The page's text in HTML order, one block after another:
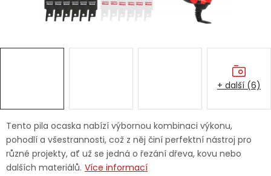
Ochranné pomůcky
Tento pila ocaska nabízí výbornou kombinaci výkonu,
pohodlí a všestrannosti, což z něj činí perfektní nástroj pro
různé projekty, ať už se jedná o řezání dřeva, kovu nebo
dalších materiálů. Více informací
+ další (6)